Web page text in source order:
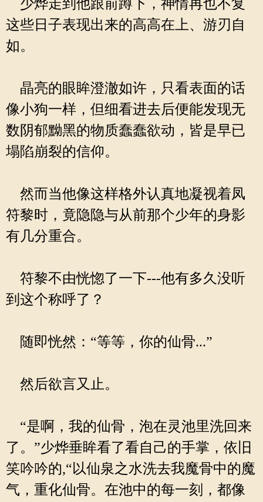
少烨走到他跟前蹲下，神情再也不复
这些日子表现出来的高高在上、游刃自
如。
晶亮的眼眸澄澈如许，只看表面的话
像小狗一样，但细看进去后便能发现无
数阴郁黝黑的物质蠢蠢欲动，皆是早已
塌陷崩裂的信仰。
然而当他像这样格外认真地凝视着凤
符黎时，竟隐隐与从前那个少年的身影
有几分重合。
符黎不由恍惚了一下---他有多久没听
到这个称呼了？
随即恍然：“等等，你的仙骨...”
然后欲言又止。
“是啊，我的仙骨，泡在灵池里洗回来
了。”少烨垂眸看了看自己的手掌，依旧
笑吟吟的,“以仙泉之水洗去我魔骨中的魔
气，重化仙骨。在池中的每一刻，都像